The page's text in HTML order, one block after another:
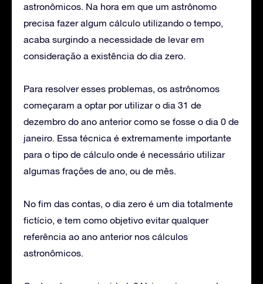
astronômicos. Na hora em que um astrônomo
precisa fazer algum cálculo utilizando o tempo,
acaba surgindo a necessidade de levar em
consideração a existência do dia zero.
Para resolver esses problemas, os astrônomos
começaram a optar por utilizar o dia 31 de
dezembro do ano anterior como se fosse o dia 0 de
janeiro. Essa técnica é extremamente importante
para o tipo de cálculo onde é necessário utilizar
algumas frações de ano, ou de mês.
No fim das contas, o dia zero é um dia totalmente
fictício, e tem como objetivo evitar qualquer
referência ao ano anterior nos cálculos
astronômicos.